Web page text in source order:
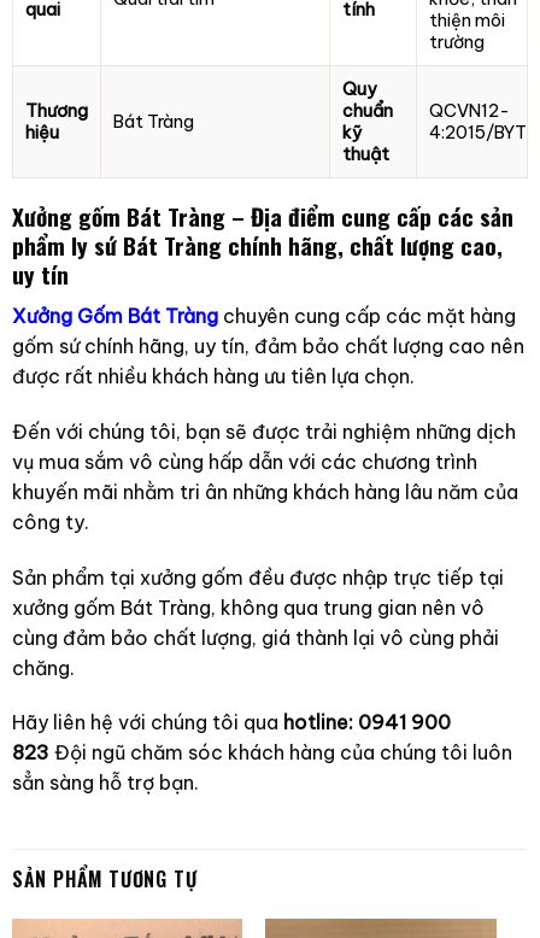
quai
tính
thiện môi
trường
Thương
hiệu
Bát Tràng
Quy
chuẩn
kỹ
thuật
QCVN12-
4:2015/BYT
Xưởng gốm Bát Tràng – Địa điểm cung cấp các sản
phẩm ly sứ Bát Tràng chính hãng, chất lượng cao,
uy tín
Xưởng Gốm Bát Tràng chuyên cung cấp các mặt hàng
gốm sứ chính hãng, uy tín, đảm bảo chất lượng cao nên
được rất nhiều khách hàng ưu tiên lựa chọn.
Đến với chúng tôi, bạn sẽ được trải nghiệm những dịch
vụ mua sắm vô cùng hấp dẫn với các chương trình
khuyến mãi nhằm tri ân những khách hàng lâu năm của
công ty.
Sản phẩm tại xưởng gốm đều được nhập trực tiếp tại
xưởng gốm Bát Tràng, không qua trung gian nên vô
cùng đảm bảo chất lượng, giá thành lại vô cùng phải
chăng.
Hãy liên hệ với chúng tôi qua hotline: 0941 900
823 Đội ngũ chăm sóc khách hàng của chúng tôi luôn
sẳn sàng hỗ trợ bạn.
SẢN PHẨM TƯƠNG TỰ